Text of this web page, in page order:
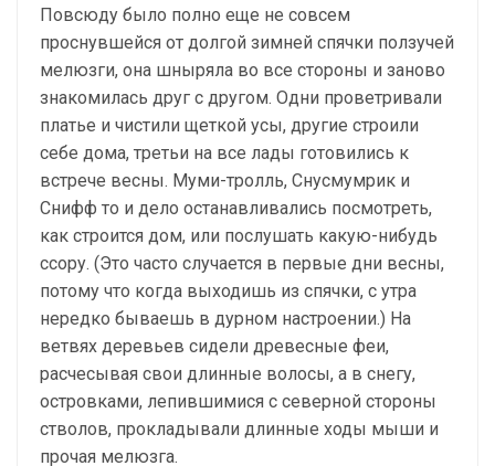
Повсюду было полно еще не совсем
проснувшейся от долгой зимней спячки ползучей
мелюзги, она шныряла во все стороны и заново
знакомилась друг с другом. Одни проветривали
платье и чистили щеткой усы, другие строили
себе дома, третьи на все лады готовились к
встрече весны. Муми-тролль, Снусмумрик и
Снифф то и дело останавливались посмотреть,
как строится дом, или послушать какую-нибудь
ссору. (Это часто случается в первые дни весны,
потому что когда выходишь из спячки, с утра
нередко бываешь в дурном настроении.) На
ветвях деревьев сидели древесные феи,
расчесывая свои длинные волосы, а в снегу,
островками, лепившимися с северной стороны
стволов, прокладывали длинные ходы мыши и
прочая мелюзга.